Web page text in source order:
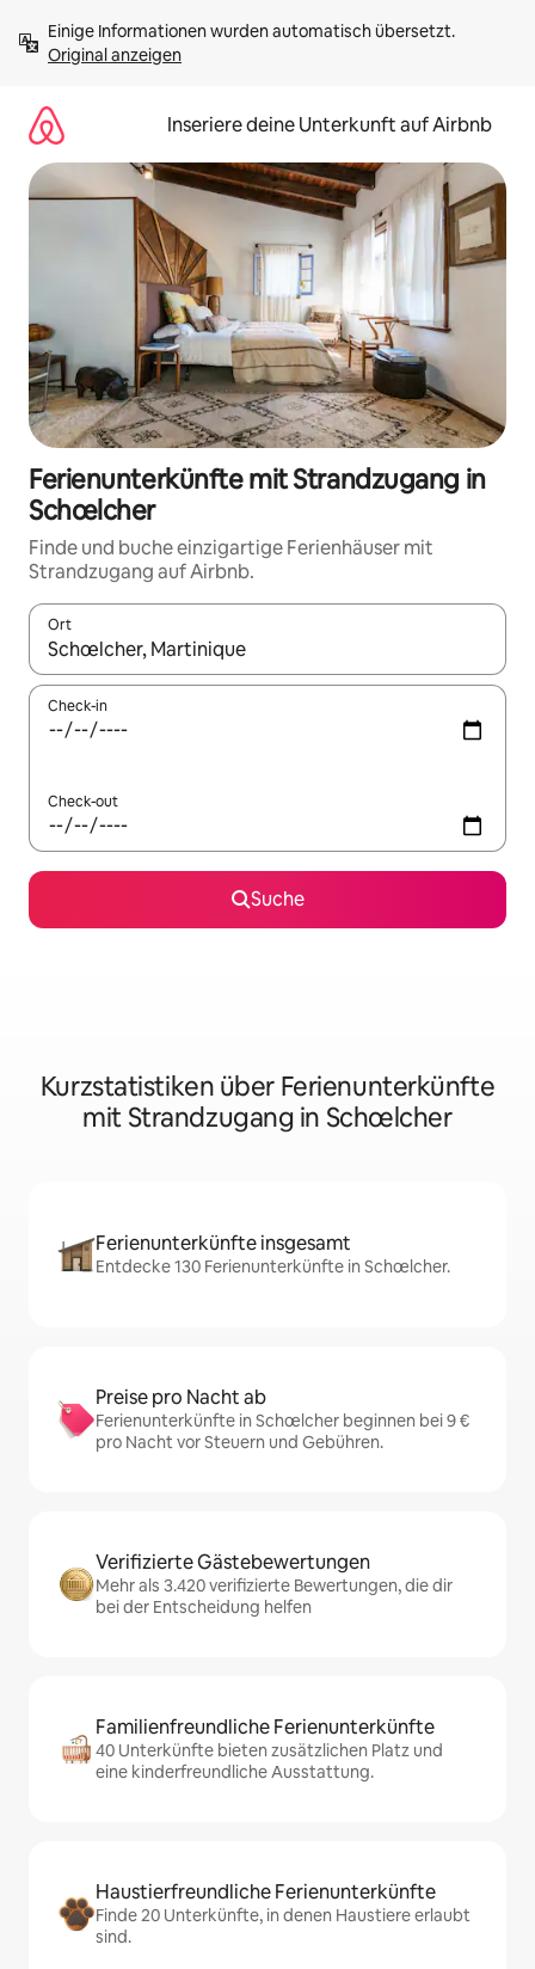
Inhalten
springenOriginal anzeigen
Inseriere deine Unterkunft auf Airbnb
Ferienunterkünfte mit Strandzugang in
Schœlcher
Finde und buche einzigartige Ferienhäuser mit
Strandzugang auf Airbnb.
Ort
Wenn Ergebnisse verfügbar sind, navigiere mit den
Check-in
Check-out
Suche
Kurzstatistiken über Ferienunterkünfte
mit Strandzugang in Schœlcher
Ferienunterkünfte insgesamt
Entdecke 130 Ferienunterkünfte in Schœlcher.
Preise pro Nacht ab
Ferienunterkünfte in Schœlcher beginnen bei 9 €
pro Nacht vor Steuern und Gebühren.
Verifizierte Gästebewertungen
Mehr als 3.420 verifizierte Bewertungen, die dir
bei der Entscheidung helfen
Familienfreundliche Ferienunterkünfte
40 Unterkünfte bieten zusätzlichen Platz und
eine kinderfreundliche Ausstattung.
Haustierfreundliche Ferienunterkünfte
Finde 20 Unterkünfte, in denen Haustiere erlaubt
sind.